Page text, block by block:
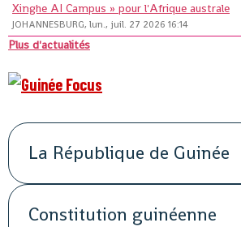
Xinghe AI Campus » pour l'Afrique australe
JOHANNESBURG, lun., juil. 27 2026 16:14
Plus d'actualités
La République de Guinée
Constitution guinéenne